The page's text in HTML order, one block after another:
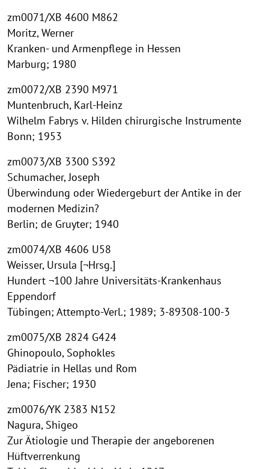
zm0071/XB 4600 M862
Moritz, Werner
Kranken- und Armenpflege in Hessen
Marburg; 1980
zm0072/XB 2390 M971
Muntenbruch, Karl-Heinz
Wilhelm Fabrys v. Hilden chirurgische Instrumente
Bonn; 1953
zm0073/XB 3300 S392
Schumacher, Joseph
Überwindung oder Wiedergeburt der Antike in der
modernen Medizin?
Berlin; de Gruyter; 1940
zm0074/XB 4606 U58
Weisser, Ursula [¬Hrsg.]
Hundert ¬100 Jahre Universitäts-Krankenhaus
Eppendorf
Tübingen; Attempto-Verl.; 1989; 3-89308-100-3
zm0075/XB 2824 G424
Ghinopoulo, Sophokles
Pädiatrie in Hellas und Rom
Jena; Fischer; 1930
zm0076/YK 2383 N152
Nagura, Shigeo
Zur Ätiologie und Therapie der angeborenen
Hüftverrenkung